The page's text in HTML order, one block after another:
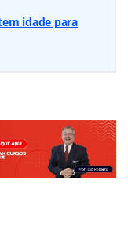
idade para